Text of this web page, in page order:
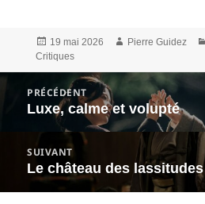
Publié
le
19 mai 2026 Auteur
Pierre Guidez
Critiques
PRÉCÉDENT
Article
précédent :
Luxe, calme et volupté
SUIVANT
Article
Le château des lassitudes